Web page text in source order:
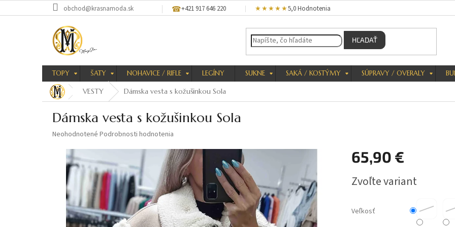
na
obchod@krasnamoda.sk +421 917 646 220 ★★★★★5,0 Hodnotenia
HĽADAŤ
TOPY ŠATY NOHAVICE / RIFLE LEGÍNY SUKNE SAKÁ / KOSTÝMY SÚPRAVY / OVERALY
VESTY Dámska vesta s kožušinkou Sola
Dámska vesta s kožušinkou Sola
Priemerné
produktu
hviezdičiek.
Neohodnotené Podrobnosti hodnotenia
65,90 €
cena:
Zvoľte variant
Veľkosť